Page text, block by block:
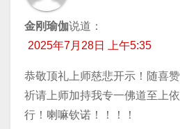
金刚瑜伽说道：
2025年7月28日 上午5:35
恭敬顶礼上师慈悲开示！随喜
祈请上师加持我专一佛道至上
行！喇嘛钦诺！！！！